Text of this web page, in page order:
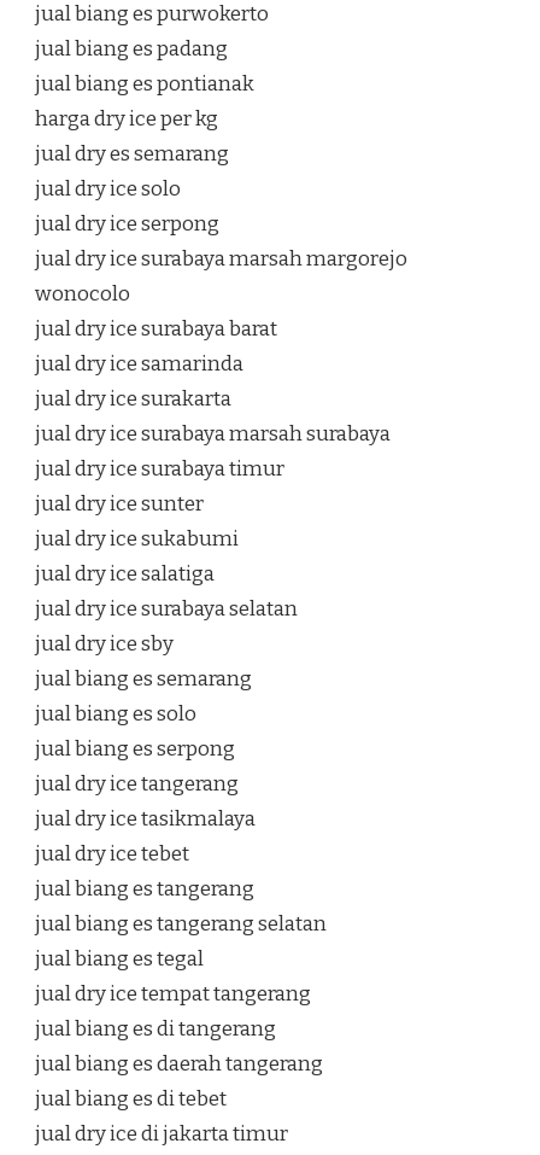
jual biang es purwokerto
jual biang es padang
jual biang es pontianak
harga dry ice per kg
jual dry es semarang
jual dry ice solo
jual dry ice serpong
jual dry ice surabaya marsah margorejo
wonocolo
jual dry ice surabaya barat
jual dry ice samarinda
jual dry ice surakarta
jual dry ice surabaya marsah surabaya
jual dry ice surabaya timur
jual dry ice sunter
jual dry ice sukabumi
jual dry ice salatiga
jual dry ice surabaya selatan
jual dry ice sby
jual biang es semarang
jual biang es solo
jual biang es serpong
jual dry ice tangerang
jual dry ice tasikmalaya
jual dry ice tebet
jual biang es tangerang
jual biang es tangerang selatan
jual biang es tegal
jual dry ice tempat tangerang
jual biang es di tangerang
jual biang es daerah tangerang
jual biang es di tebet
jual dry ice di jakarta timur